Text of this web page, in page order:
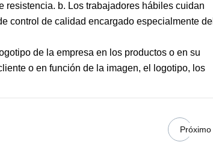
resistencia. b. Los trabajadores hábiles cuidan
control de calidad encargado especialmente del
de la empresa en los productos o en su
o en función de la imagen, el logotipo, los
Próximo